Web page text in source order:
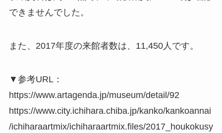
できませんでした。
また、2017年度の来館者数は、11,450人です。
▼参考URL：
https://www.artagenda.jp/museum/detail/92
https://www.city.ichihara.chiba.jp/kanko/kankoannai
/ichiharaartmix/ichiharaartmix.files/2017_houkokusy